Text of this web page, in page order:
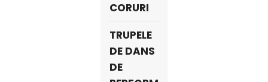
CORURI
TRUPELE
DE DANS
DE